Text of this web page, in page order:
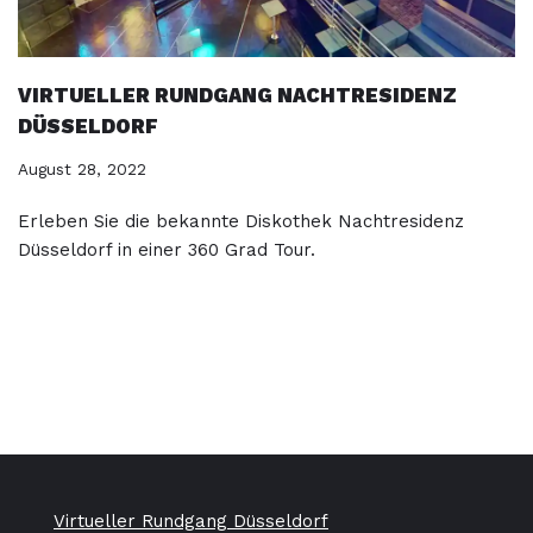
VIRTUELLER RUNDGANG NACHTRESIDENZ
DÜSSELDORF
August 28, 2022
Erleben Sie die bekannte Diskothek Nachtresidenz
Düsseldorf in einer 360 Grad Tour.
Virtueller Rundgang Düsseldorf